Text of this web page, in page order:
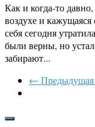
Как и когда-то
воздухе и
себя сегодня
были верны, но
забирают...
← Предыдущая